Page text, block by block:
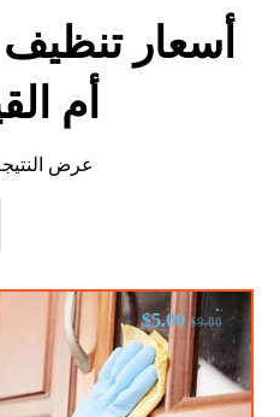
أسعار
أم
عرض
$9.00
$5.00